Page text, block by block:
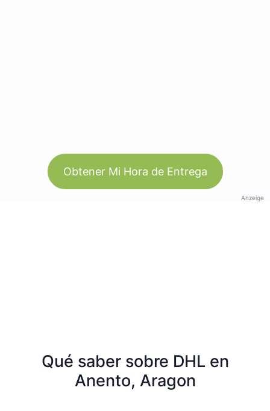
Obtener Mi Hora de Entrega
Anzeige
Qué saber sobre DHL en
Anento, Aragon